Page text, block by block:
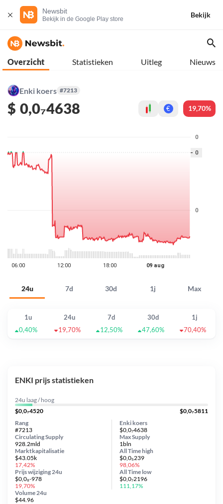
Newsbit
Bekijk in de Google Play store
Bekijk
Overzicht Statistieken Uitleg Nieuws
Enki koers #7213
$ 0,0₇4638 € 19,70%
24u 7d 30d 1j Max
1u 24u 7d 30d
1j
0,40%
19,70% 12,50% 47,60% 70,40%
ENKI prijs statistieken
24u laag / hoog
$0,0₇4520
$0,0₇5811
Enki koers
$0,0₇4638
Circulating Supply
928.2mld
Prijs wijziging 24u
$0,0₈-978
19,70%
Max Supply
1bln
Marktkapitalisatie
$43.05k
17,42%
Volume 24u
$44.96
Rang
#7213
All Timehigh
$0,0₅239
98,06%
All Time low
$0,0₇2196
111,17%